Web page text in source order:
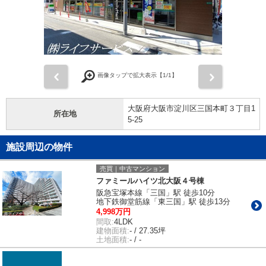
画像タップで拡大表示【1/1】
所在地
大阪府大阪市淀川区三国本町３丁目1
5-25
施設周辺の物件
売買｜中古マンション
ファミールハイツ北大阪４号棟
阪急宝塚本線「三国」駅 徒歩10分
地下鉄御堂筋線「東三国」駅 徒歩13分
4,998万円
間取:4LDK
建物面積:- / 27.35坪
土地面積:- / -